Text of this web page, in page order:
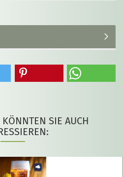
KÖNNTEN SIE AUCH